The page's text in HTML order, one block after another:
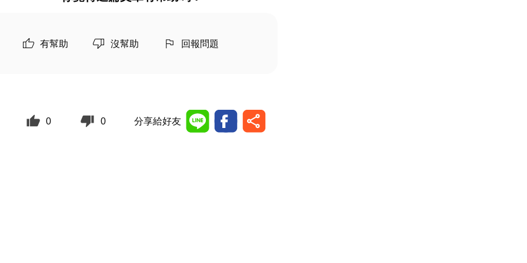
有幫助 沒幫助 回報問題
0 0 分享給好友